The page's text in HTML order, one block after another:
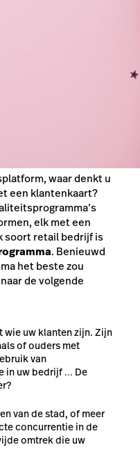
waar denkt u
een klantenkaart?
elk met een
soort retail bedrijf is
. Benieuwd
het beste zou
de volgende
wie uw klanten zijn. Zijn
of ouders met
van
in uw bedrijf … De
van de stad, of meer
concurrentie in de
omtrek die uw